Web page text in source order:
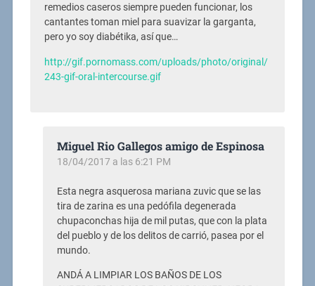
remedios caseros siempre pueden funcionar, los
cantantes toman miel para suavizar la garganta,
pero yo soy diabétika, así que…
http://gif.pornomass.com/uploads/photo/original/
243-gif-oral-intercourse.gif
Miguel Rio Gallegos amigo de Espinosa
18/04/2017 a las 6:21 PM
Esta negra asquerosa mariana zuvic que se las
tira de zarina es una pedófila degenerada
chupaconchas hija de mil putas, que con la plata
del pueblo y de los delitos de carrió, pasea por el
mundo.
ANDÁ A LIMPIAR LOS BAÑOS DE LOS